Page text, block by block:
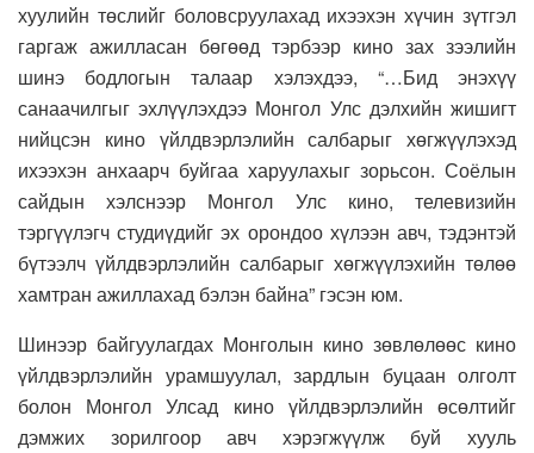
хуулийн төслийг боловсруулахад ихээхэн хүчин зүтгэл
гаргаж ажилласан бөгөөд тэрбээр кино зах зээлийн
шинэ бодлогын талаар хэлэхдээ, “…Бид энэхүү
санаачилгыг эхлүүлэхдээ Монгол Улс дэлхийн жишигт
нийцсэн кино үйлдвэрлэлийн салбарыг хөгжүүлэхэд
ихээхэн анхаарч буйгаа харуулахыг зорьсон. Соёлын
сайдын хэлснээр Монгол Улс кино, телевизийн
тэргүүлэгч студиүдийг эх орондоо хүлээн авч, тэдэнтэй
бүтээлч үйлдвэрлэлийн салбарыг хөгжүүлэхийн төлөө
хамтран ажиллахад бэлэн байна” гэсэн юм.
Шинээр байгуулагдах Монголын кино зөвлөлөөс кино
үйлдвэрлэлийн урамшуулал, зардлын буцаан олголт
болон Монгол Улсад кино үйлдвэрлэлийн өсөлтийг
дэмжих зорилгоор авч хэрэгжүүлж буй хууль